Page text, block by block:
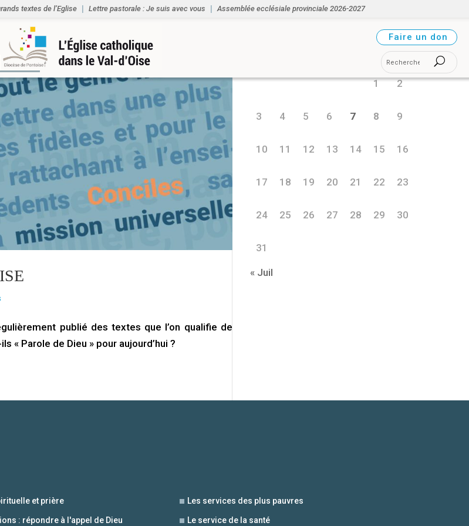
textes de l’Eglise Lettre pastorale : Je suis avec vous Assemblée ecclésiale provinciale 2026-2027
Faire un don
publié des textes que l’on qualifie de
« Parole de Dieu » pour aujourd’hui ?
D
1 2
3 4 5 6 7 8 9
10 11 12 13 14 15 16
17 18 19 20 21 22 23
24 25 26 27 28 29 30
31
« Juil
et prière
: répondre à l'appel de Dieu
Les services des plus pauvres
Le service de la santé